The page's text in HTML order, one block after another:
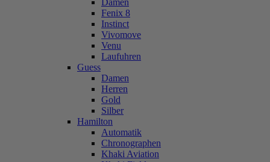
Damen
Fenix 8
Instinct
Vivomove
Venu
Laufuhren
Guess
Damen
Herren
Gold
Silber
Hamilton
Automatik
Chronographen
Khaki Aviation